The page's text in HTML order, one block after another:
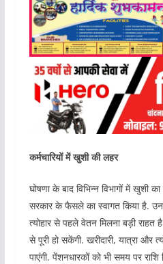
कर्मचारियों में खुशी की लहर
घोषणा के बाद विभिन्न विभागों में खुशी
सरकार के फैसले का स्वागत किया है.
त्योहार से पहले वेतन मिलना बड़ी
से पूरी हो सकेंगी. खरीदारी, यात्रा और
पाएंगी. पेंशनधारकों को भी समय पर